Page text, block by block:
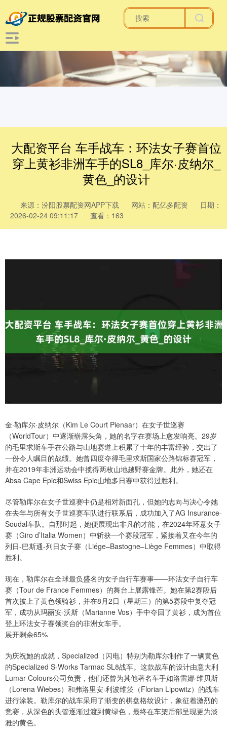
大配资平台 车手战车：环法女子赛首位
穿上黄衫非洲车手的SL8_库尔·皮纳尔_
黄色_的设计
来源：汾阳股票配资网APP下载 网站：配亿多配资
日期：
2026-02-24 09:11:17
查看：163
金·勒库尔·皮纳尔（Kim Le Court Pienaar）在女子世巡赛
（WorldTour）中逐渐崭露头角，她的名字在赛场上愈发响亮。29岁
的毛里求斯车手在公路与山地赛道上积累了十年的丰富经验，交出了
一份令人瞩目的战绩。她曾四度夺得毛里求斯国家公路锦标赛冠军，
并在2019年非洲运动会中揽得两枚山地越野赛金牌。此外，她还在
Absa Cape Epic和Swiss Epic山地多日赛中获得过胜利。
尽管勒库尔在女子世巡赛中仍是相对新面孔，但她的志向与决心令她
在去年与所有女子世巡赛车队进行联系后，成功加入了AG Insurance-
Soudal车队。自那时起，她便展现出非凡的才能，在2024年环意女子
赛（Giro d’Italia Women）中斩获一个赛段冠军，紧接着又在今年的
列日-巴斯通-列日女子赛（Liége–Bastogne–Liège Femmes）中取得
胜利。
现在，勒库尔在全球最负盛名的女子自行车赛事——环法女子自行车
赛（Tour de France Femmes）的舞台上展露锋芒。她在第2赛段后
首次披上了黄色领骑衫，并在8月2日（星期三）的第5赛段中复夺冠
军，成功从玛丽安·沃斯（Marianne Vos）手中夺回了黄衫，成为首位
登上环法女子赛领奖台的非洲女车手。
展开剩余65%
为庆祝她的成就，Specialized（闪电）特别为勒库尔制作了一辆黄色
的Specialized S-Works Tarmac SL8战车。这款战车的设计由意大利
Lumar Colours公司负责，他们还曾为其他著名车手如洛雷娜·维贝斯
（Lorena Wiebes）和弗洛里安·利波维茨（Florian Lipowitz）的战车
进行涂装。勒库尔的战车采用了渐变的棋盘格纹设计，象征着激烈的
竞赛，从深色的头管逐渐过渡到黄绿色，最终在车架后部呈现更为淡
雅的黄色。